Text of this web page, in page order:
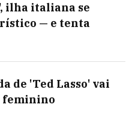
ilha italiana se
— e tenta
de 'Ted Lasso' vai
feminino